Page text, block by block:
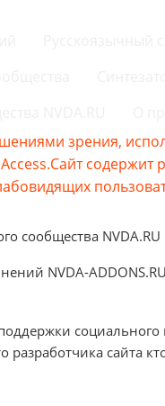
зрения,
сообщества
NVDA-
сайта